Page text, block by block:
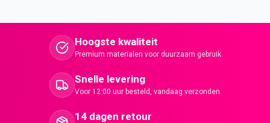
Hoogste kwaliteit
Premium materialen voor duurzaam gebruik
Snelle levering
Voor 12:00 uur besteld, vandaag verzonden
14 dagen retour